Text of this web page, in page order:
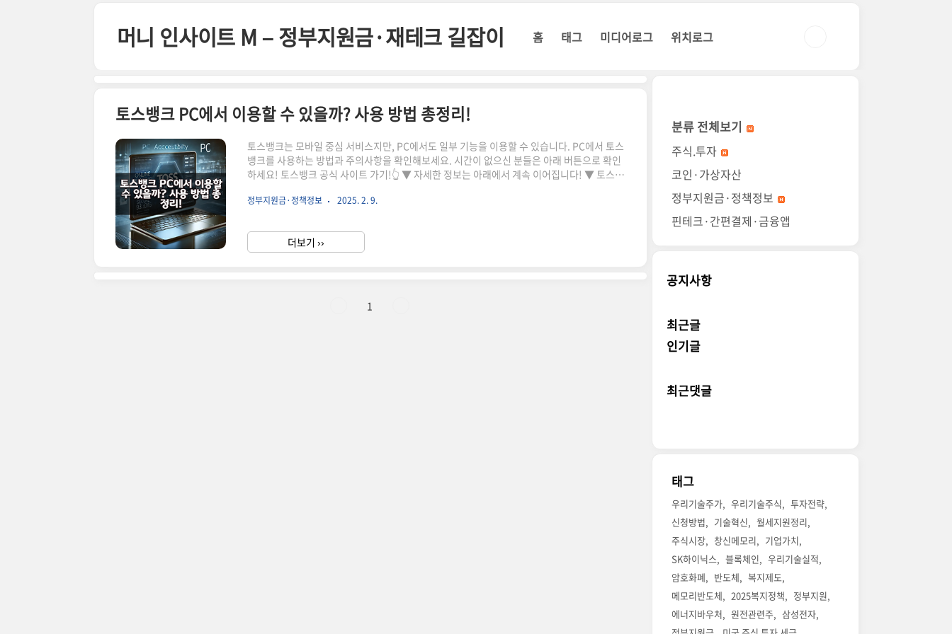
머니 인사이트 M – 정부지원금·재테크 길잡이 홈 태그 미디어로그 위치로그
토스뱅크 PC에서 이용할 수 있을까? 사용 방법 총정리!
토스뱅크는 모바일 중심 서비스지만, PC에서도 일부 기능을 이용할 수 있습니다. PC에서 토스
뱅크를 사용하는 방법과 주의사항을 확인해보세요. 시간이 없으신 분들은 아래 버튼으로 확인
하세요! 토스뱅크 공식 사이트 가기!👆 ▼ 자세한 정보는 아래에서 계속 이어집니다! ▼ 토스뱅
도 일부 기능을 이용할 수 있습니다.이번 글에서는 PC에서 토스뱅크를 이용하는 방법과 주의
식 웹사이트 이용하기토스뱅크는 공식 웹사이트에서 기본적인 금융 상품 정보를 확인할 수 있
습니다.📌 토스뱅크 공식 웹사이트 바로가기가능한 기능불가능한 기능예·적..
정부지원금·정책정보 2025. 2. 9.
더보기 ››
1
분류 전체보기
주식.투자
코인·가상자산
정부지원금·정책정보
핀테크·간편결제·금융앱
공지사항
최근글
인기글
최근댓글
태그
우리기술주가 우리기술주식
투자전략
신청방법
기술혁신
월세지원정리
주식시장
창신메모리
기업가치
SK하이닉스
블록체인
우리기술실적
암호화폐
반도체
복지제도
메모리반도체
2025복지정책
정부지원
에너지바우처
원전관련주
삼성전자